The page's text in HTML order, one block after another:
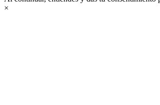
×